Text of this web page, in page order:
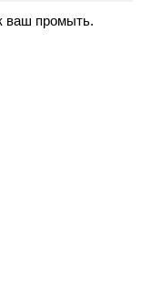
ваш промыть.